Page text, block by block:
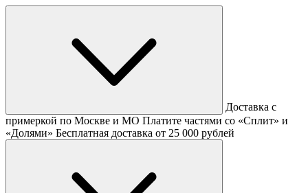
Доставка с
примеркой по Москве и МО Платите частями со «Сплит» и
«Долями» Бесплатная доставка от 25 000 рублей